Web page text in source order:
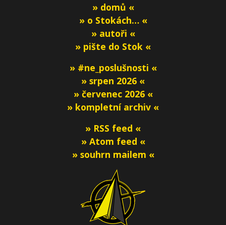
» domů «
» o Stokách… «
» autoři «
» pište do Stok «
» #ne_poslušnosti «
» srpen 2026 «
» červenec 2026 «
» kompletní archiv «
» RSS feed «
» Atom feed «
» souhrn mailem «